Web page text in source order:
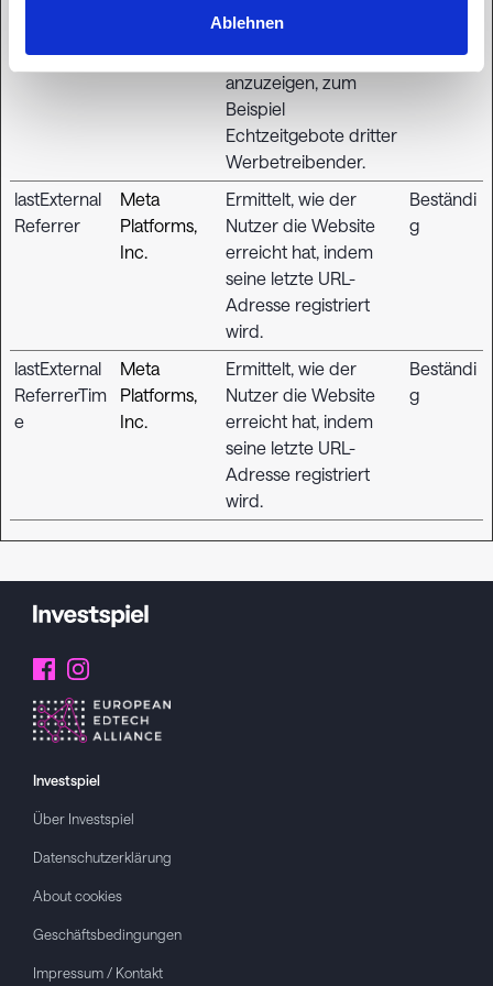
Ablehnen
Reihe von
Werbeprodukten
anzuzeigen, zum
Beispiel
Echtzeitgebote dritter
Werbetreibender.
lastExternal
Referrer
Meta
Platforms,
Inc.
Ermittelt, wie der
Nutzer die Website
erreicht hat, indem
seine letzte URL-
Adresse registriert
wird.
Beständi
g
lastExternal
ReferrerTim
e
Meta
Platforms,
Inc.
Ermittelt, wie der
Nutzer die Website
erreicht hat, indem
seine letzte URL-
Adresse registriert
wird.
Beständi
g
Investspiel
Über Investspiel
Datenschutzerklärung
About cookies
Geschäftsbedingungen
Impressum / Kontakt